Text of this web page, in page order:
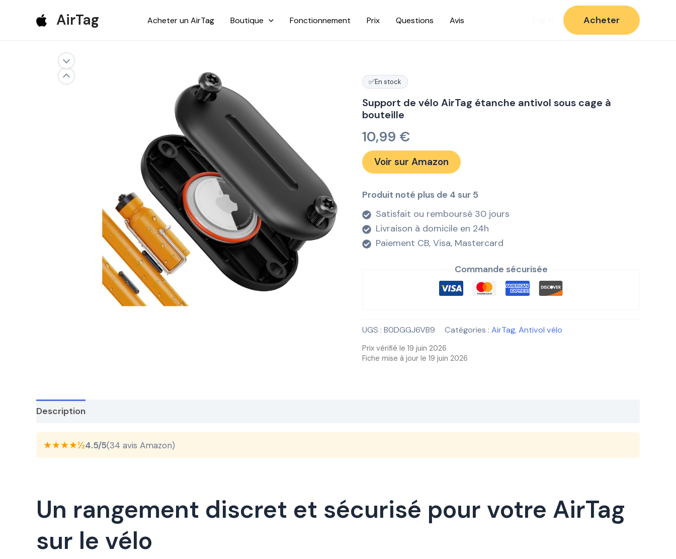
AirTag Acheter un AirTag Boutique Fonctionnement Prix Questions Avis Acheter
✅En stock
Support de vélo AirTag étanche antivol sous cage à
bouteille
10,99 €
Voir sur Amazon
Produit noté plus de 4 sur 5
Satisfait ou remboursé 30 jours
Livraison à domicile en 24h
Paiement CB, Visa, Mastercard
Commande sécurisée
UGS : B0DGGJ6VB9 Catégories : AirTag, Antivol vélo
Prix vérifié le 19 juin 2026
Fiche mise à jour le 19 juin 2026
Description
★★★★½4.5/5(34 avis Amazon)
Un rangement discret et sécurisé pour votre AirTag
sur le vélo